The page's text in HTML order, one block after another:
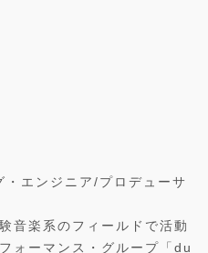
エンジニア/プロデューサ
音楽系のフィールドで活動
ォーマンス・グループ「du